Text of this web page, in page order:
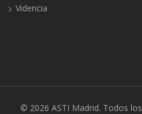
Videncia
© 2026 ASTI Madrid. Todos